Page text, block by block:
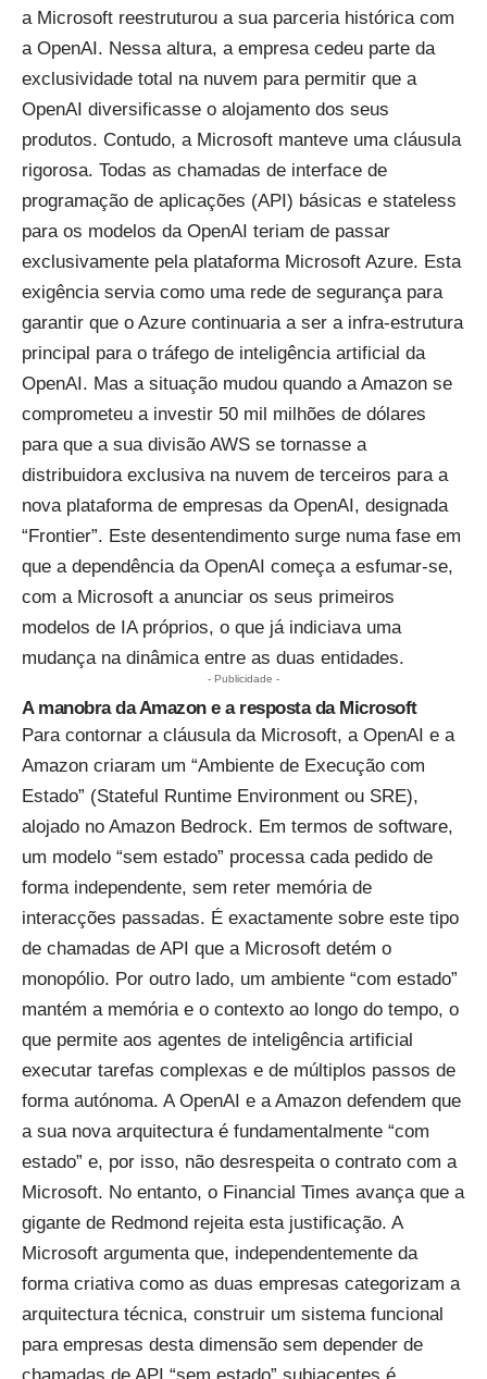
a Microsoft reestruturou a sua parceria histórica com
a OpenAI. Nessa altura, a empresa cedeu parte da
exclusividade total na nuvem para permitir que a
OpenAI diversificasse o alojamento dos seus
produtos. Contudo, a Microsoft manteve uma cláusula
rigorosa. Todas as chamadas de interface de
programação de aplicações (API) básicas e stateless
para os modelos da OpenAI teriam de passar
exclusivamente pela plataforma Microsoft Azure. Esta
exigência servia como uma rede de segurança para
garantir que o Azure continuaria a ser a infra-estrutura
principal para o tráfego de inteligência artificial da
OpenAI. Mas a situação mudou quando a Amazon se
comprometeu a investir 50 mil milhões de dólares
para que a sua divisão AWS se tornasse a
distribuidora exclusiva na nuvem de terceiros para a
nova plataforma de empresas da OpenAI, designada
“Frontier”. Este desentendimento surge numa fase em
que a dependência da OpenAI começa a esfumar-se,
com a Microsoft a anunciar os seus primeiros
modelos de IApróprios, o que já indiciava uma
mudança na dinâmica entre as duas entidades.
- Publicidade -
A manobra da Amazon e a resposta da Microsoft
Para contornar a cláusula da Microsoft, a OpenAI e a
Amazon criaram um “Ambiente de Execução com
Estado” (Stateful Runtime Environment ou SRE),
alojado no Amazon Bedrock. Em termos de software,
um modelo “sem estado” processa cada pedido de
forma independente, sem reter memória de
interacções passadas. É exactamente sobre este tipo
de chamadas de API que a Microsoft detém o
monopólio. Por outro lado, um ambiente “com estado”
mantém a memória e o contexto ao longo do tempo, o
que permite aos agentes de inteligência artificial
executar tarefas complexas e de múltiplos passos de
forma autónoma. A OpenAI e a Amazon defendem que
a sua nova arquitectura é fundamentalmente “com
estado” e, por isso, não desrespeita o contrato com a
Microsoft. No entanto, o Financial Times avança que a
gigante de Redmond rejeita esta justificação. A
Microsoft argumenta que, independentemente da
forma criativa como as duas empresas categorizam a
arquitectura técnica, construir um sistema funcional
para empresas desta dimensão sem depender de